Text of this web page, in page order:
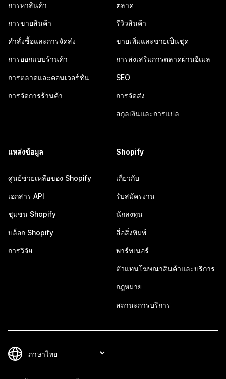
การหาสินค้า
การขายสินค้า
คำสั่งซื้อและการจัดส่ง
การออกแบบร้านค้า
การตลาดและคอนเวอร์ชัน
การจัดการร้านค้า
ตลาด
รีวิวสินค้า
ขายเพิ่มและขายเป็นชุด
การส่งเสริมการตลาดผ่านอีเมล
SEO
การจัดส่ง
สกุลเงินและการแปล
แหล่งข้อมูล
ศูนย์ช่วยเหลือของ Shopify
เอกสาร API
ชุมชน Shopify
บล็อก Shopify
การวิจัย
Shopify
เกี่ยวกับ
รับสมัครงาน
นักลงทุน
สื่อสิ่งพิมพ์
พาร์ทเนอร์
ตัวแทนโฆษณาสินค้าและบริการ
กฎหมาย
สถานะการบริการ